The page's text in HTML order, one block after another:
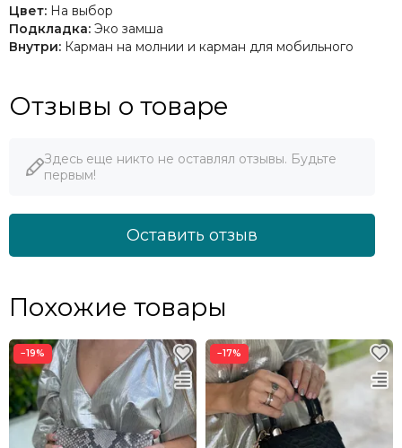
Цвет: На выбор
Подкладка: Эко замша
Внутри: Карман на молнии и карман для мобильного
Отзывы о товаре
Здесь еще никто не оставлял отзывы. Будьте
первым!
Оставить отзыв
Похожие товары
−19% −17%